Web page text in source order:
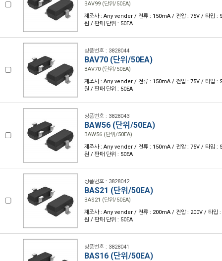
BAV99 (단위/50EA)
제조사 : Any vender / 전류 : 150mA / 전압 : 75V / 타입 :
원 / 판매 단위 : 50EA
상품번호 : 3828044
BAV70 (단위/50EA)
BAV70 (단위/50EA)
제조사 : Any vender / 전류 : 150mA / 전압 : 75V / 타입 :
원 / 판매 단위 : 50EA
상품번호 : 3828043
BAW56 (단위/50EA)
BAW56 (단위/50EA)
제조사 : Any vender / 전류 : 150mA / 전압 : 75V / 타입 :
원 / 판매 단위 : 50EA
상품번호 : 3828042
BAS21 (단위/50EA)
BAS21 (단위/50EA)
제조사 : Any vender / 전류 : 200mA / 전압 : 200V / 타입 :
원 / 판매 단위 : 50EA
상품번호 : 3828041
BAS16 (단위/50EA)